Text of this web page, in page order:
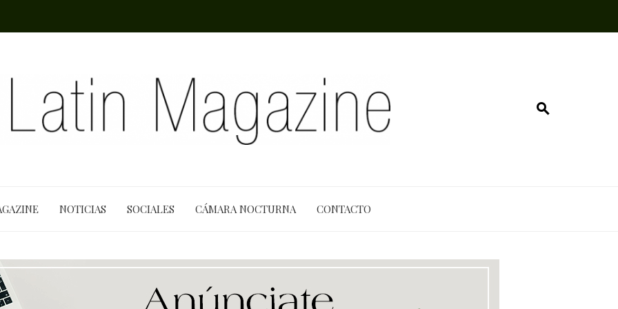
NOTICIAS SOCIALES CÁMARA NOCTURNA CONTACTO